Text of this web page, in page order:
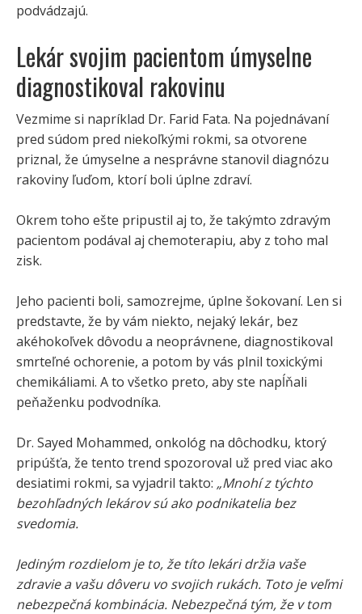
podvádzajú.
Lekár svojim pacientom úmyselne
diagnostikoval rakovinu
Vezmime si napríklad Dr. Farid Fata. Na pojednávaní
pred súdom pred niekoľkými rokmi, sa otvorene
priznal, že úmyselne a nesprávne stanovil diagnózu
rakoviny ľuďom, ktorí boli úplne zdraví.
Okrem toho ešte pripustil aj to, že takýmto zdravým
pacientom podával aj chemoterapiu, aby z toho mal
zisk.
Jeho pacienti boli, samozrejme, úplne šokovaní. Len si
predstavte, že by vám niekto, nejaký lekár, bez
akéhokoľvek dôvodu a neoprávnene, diagnostikoval
smrteľné ochorenie, a potom by vás plnil toxickými
chemikáliami. A to všetko preto, aby ste napĺňali
peňaženku podvodníka.
Dr. Sayed Mohammed, onkológ na dôchodku, ktorý
pripúšťa, že tento trend spozoroval už pred viac ako
desiatimi rokmi, sa vyjadril takto: „Mnohí z týchto
bezohľadných lekárov sú ako podnikatelia bez
svedomia.
Jediným rozdielom je to, že títo lekári držia vaše
zdravie a vašu dôveru vo svojich rukách. Toto je veľmi
nebezpečná kombinácia. Nebezpečná tým, že v tom